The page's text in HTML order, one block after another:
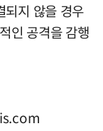
되지 않을 경우
인 공격을 감행